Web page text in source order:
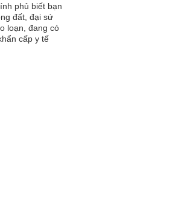
phủ biết bạn
đất, đại sứ
loạn, đang có
cấp y tế